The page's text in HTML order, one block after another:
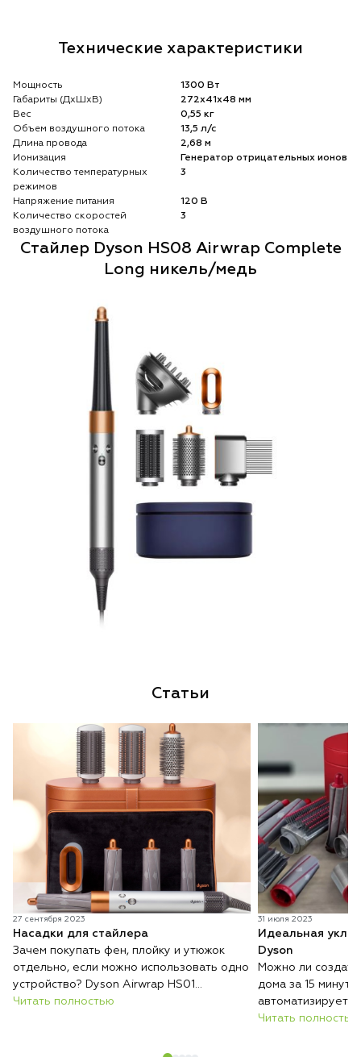
Технические характеристики
Мощность
1300 Вт
Габариты (ДхШхВ)
272х41х48 мм
Вес
0,55 кг
Объем воздушного потока
13,5 л/с
Длина провода
2,68 м
Ионизация
Генератор отрицательных ионов
Количество температурных
режимов
3
Напряжение питания
120 В
Количество скоростей
воздушного потока
3
Стайлер Dyson HS08 Airwrap Complete
Long никель/медь
Статьи
27 сентября 2023
Насадки для стайлера
Зачем покупать фен, плойку и утюжок
отдельно, если можно использовать одно
устройство? Dyson Airwrap HS01
Complete объединяет сушку, завивку,
температуры. Разнообразие насадок
Читать полностью
31 июля 2023
Идеальная
Dyson
Можно ли
дома за 15
автоматизирует
благодаря
Читать полностью